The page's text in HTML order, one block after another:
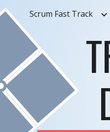
Scrum Fast Track